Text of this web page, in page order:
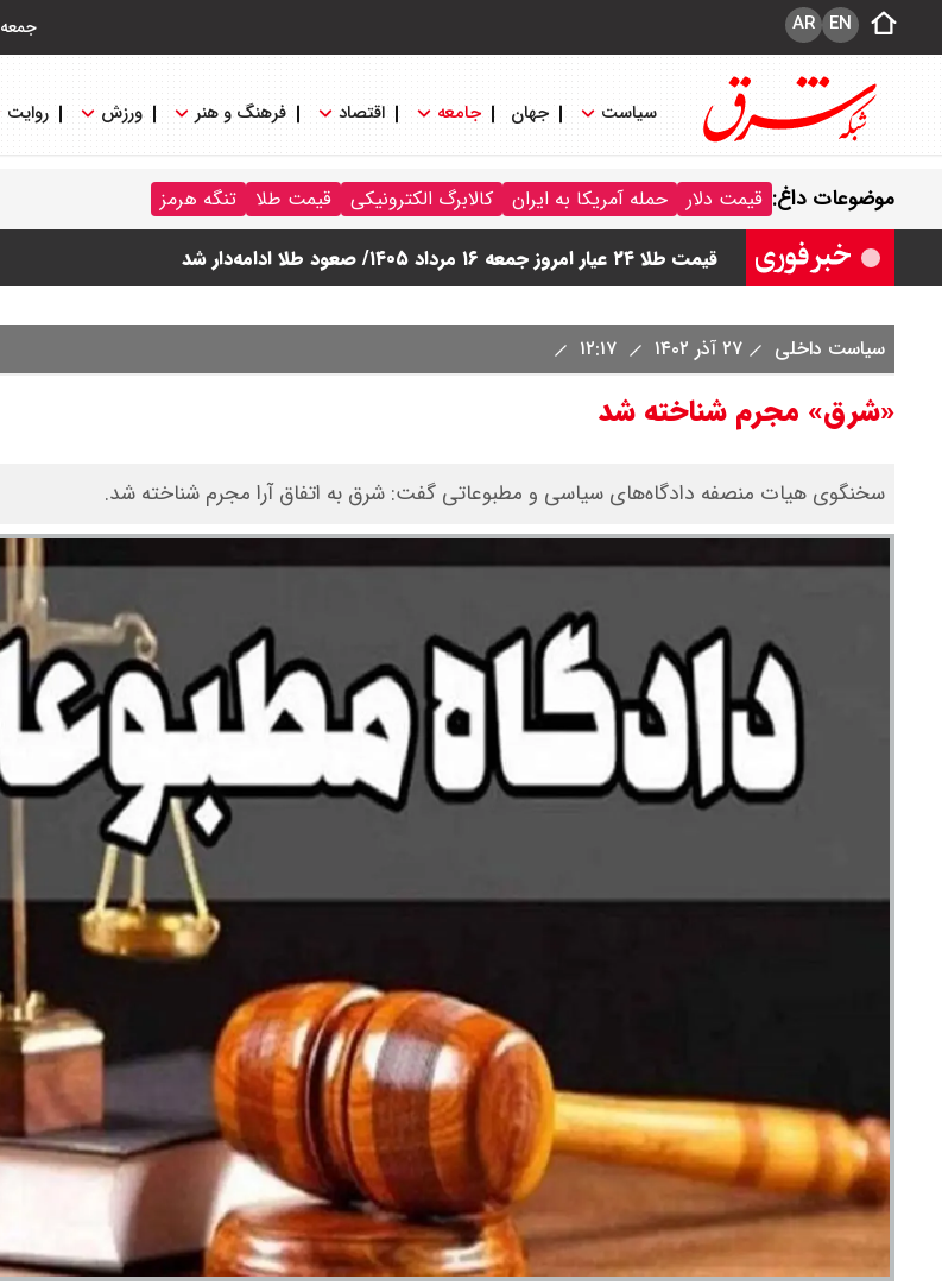
جمعه ۱۶ مرداد ۱۴۰۵ EN
AR
سیاست جهان جامعه اقتصاد فرهنگ و هنر ورزش روایت
موضوعات داغ: قیمت دلار حمله آمریکا به ایران کالابرگ الکترونیکی قیمت طلا تنگه هرمز
قیمت دینار عراق امروز جمعه ۱۶ مرداد ۱۴۰۵ اعلام شد + جدول
قیمت سکه امامی امروز جمعه ۱۶ مرداد ۱۴۰۵ اعلام شد/ کاهش قیمت سکه
قیمت طلا ۲۴ عیار امروز جمعه ۱۶ مرداد ۱۴۰۵/ صعود طلا ادامه‌دار شد
قیمت نفت امروز جمعه ۱۶ مرداد ۱۴۰۵ / نفت صعودی شد + جدول
سیاست داخلی ۲۷ آذر ۱۴۰۲
«شرق» مجرم شناخته شد
سخنگوی هیات منصفه دادگاه‌های سیاسی و مطبوعاتی گفت: شرق به اتفاق آرا مجرم شناخته شد.